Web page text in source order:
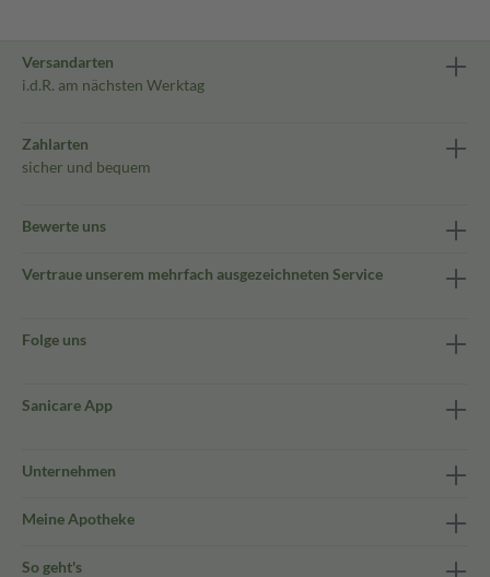
Versandarten
i.d.R. am nächsten Werktag
Zahlarten
sicher und bequem
Bewerte uns
Vertraue unserem mehrfach ausgezeichneten Service
Folge uns
Sanicare App
Unternehmen
Meine Apotheke
So geht's